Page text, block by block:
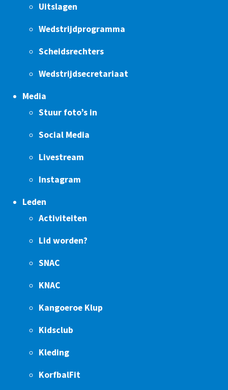
Uitslagen
Wedstrijdprogramma
Scheidsrechters
Wedstrijdsecretariaat
Media
Stuur foto’s in
Social Media
Livestream
Instagram
Leden
Activiteiten
Lid worden?
SNAC
KNAC
Kangoeroe Klup
Kidsclub
Kleding
KorfbalFit